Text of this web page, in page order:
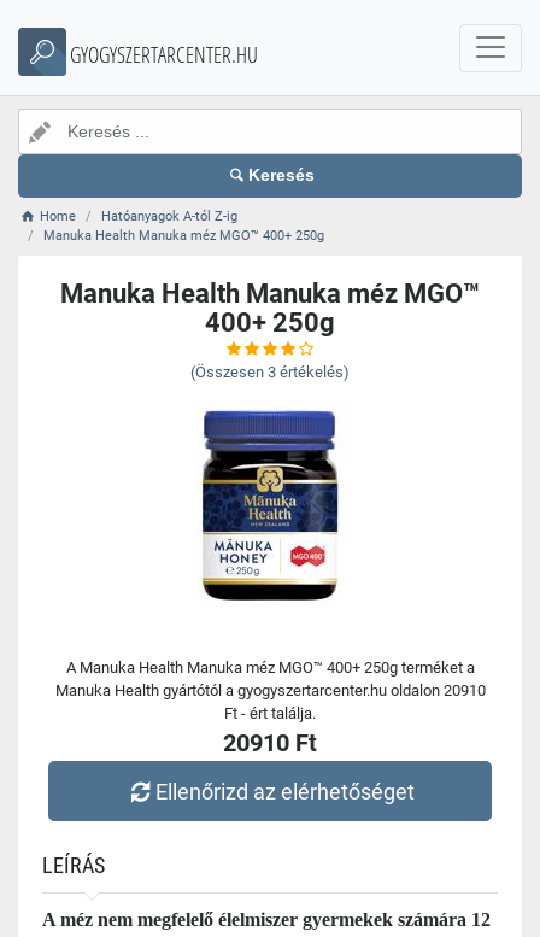
GYOGYSZERTARCENTER.HU
Keresés
Home
Hatóanyagok A-tól Z-ig
Manuka Health Manuka méz MGO™ 400+ 250g
Manuka Health Manuka méz MGO™
400+ 250g
(Összesen 3 értékelés)
A Manuka Health Manuka méz MGO™ 400+ 250g terméket a
Manuka Health gyártótól a gyogyszertarcenter.hu oldalon 20910
Ft - ért találja.
20910 Ft
Ellenőrizd az elérhetőséget
LEÍRÁS
A méz nem megfelelő élelmiszer gyermekek számára 12